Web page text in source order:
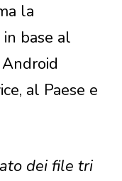
la
base al
al Paese e
dei file tri